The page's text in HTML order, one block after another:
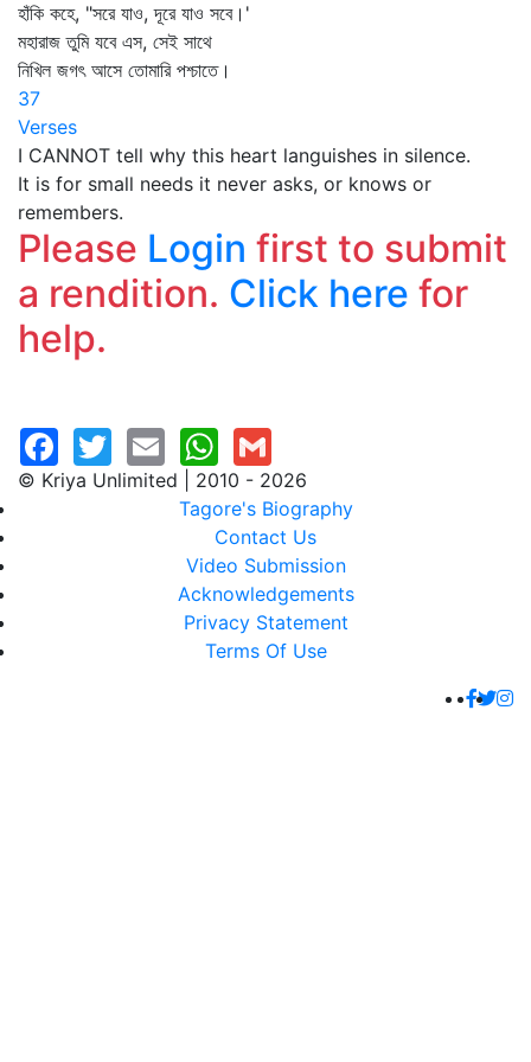
হাঁকি কহে, "সরে যাও, দূরে যাও সবে।'
মহারাজ তুমি যবে এস, সেই সাথে
নিখিল জগৎ আসে তোমারি পশ্চাতে।
37
Verses
I CANNOT tell why this heart languishes in silence.
It is for small needs it never asks, or knows or
remembers.
Please Login first to submit
a rendition. Click here for
help.
© Kriya Unlimited | 2010 - 2026
Tagore's Biography
Contact Us
Video Submission
Acknowledgements
Privacy Statement
Terms Of Use